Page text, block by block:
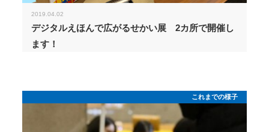
2019.04.02
デジタルえほんで広がるせかい展 2カ所で開催し
ます！
これまでの様子